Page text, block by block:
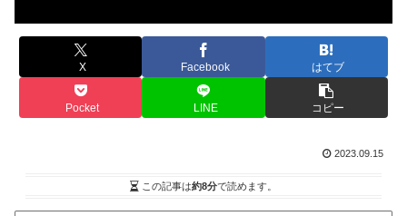
X Facebook はてブ
Pocket LINE コピー
2023.09.15
この記事は約8分で読めます。